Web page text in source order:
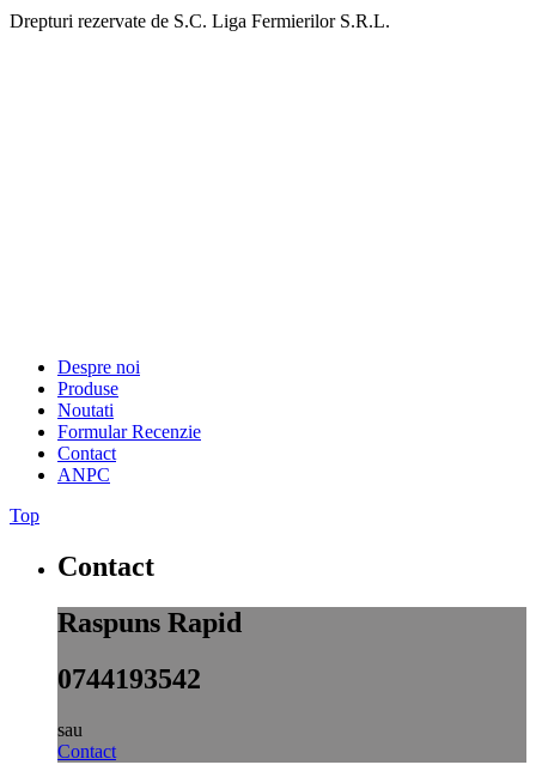
Drepturi rezervate de S.C. Liga Fermierilor S.R.L.
Despre noi
Produse
Noutati
Formular Recenzie
Contact
ANPC
Top
Contact
Raspuns Rapid
0744193542
sau
Contact